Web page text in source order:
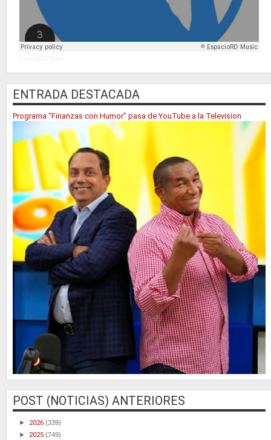
EspacioRD Music
ENTRADA DESTACADA
Programa “Finanzas con Humor” pasa de YouTube a la Television
POST (NOTICIAS) ANTERIORES
► 2026 (339)
► 2025 (749)